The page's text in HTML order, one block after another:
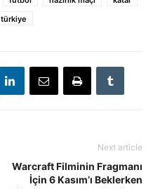
türkiye
Next article
Warcraft Filminin Fragmanı
İçin 6 Kasım’ı Beklerken